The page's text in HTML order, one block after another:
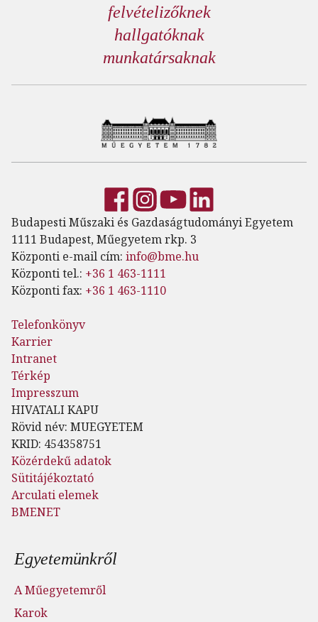
felvételizőknek
hallgatóknak
munkatársaknak
Budapesti Műszaki és Gazdaságtudományi Egyetem
1111 Budapest, Műegyetem rkp. 3
Központi e-mail cím: info@bme.hu
Központi tel.: +36 1 463-1111
Központi fax: +36 1 463-1110
Telefonkönyv
Karrier
Intranet
Térkép
Impresszum
HIVATALI KAPU
Rövid név: MUEGYETEM
KRID: 454358751
Közérdekű adatok
Sütitájékoztató
Arculati elemek
BMENET
Lábléc menü
Egyetemünkről
A Műegyetemről
Karok